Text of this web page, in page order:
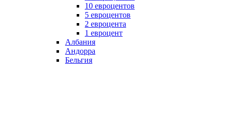
10 евроцентов
5 евроцентов
2 евроцента
1 евроцент
Албания
Андорра
Бельгия